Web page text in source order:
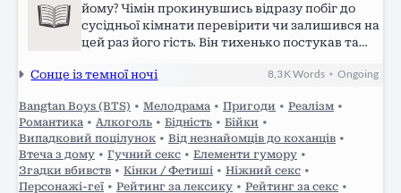
йому? Чімін прокинувшись відразу побіг до
сусідньої кімнати перевірити чи залишився на
цей раз його гість. Він тихенько постукав та
одіяло клубочок. Мін почувши рух біля дверей
Сонце із темної ночі 8,3 KWords •Ongoing
Bangtan Boys (BTS) • Мелодрама • Пригоди • Реалізм •
Романтика • Алкоголь • Бідність • Бійки •
Випадковий поцілунок • Від незнайомців до коханців •
Втеча з дому • Гучний секс • Елементи гумору •
Згадки вбивств • Кінки / Фетиші • Ніжний секс •
Персонажі-геї • Рейтинг за лексику • Рейтинг за секс •